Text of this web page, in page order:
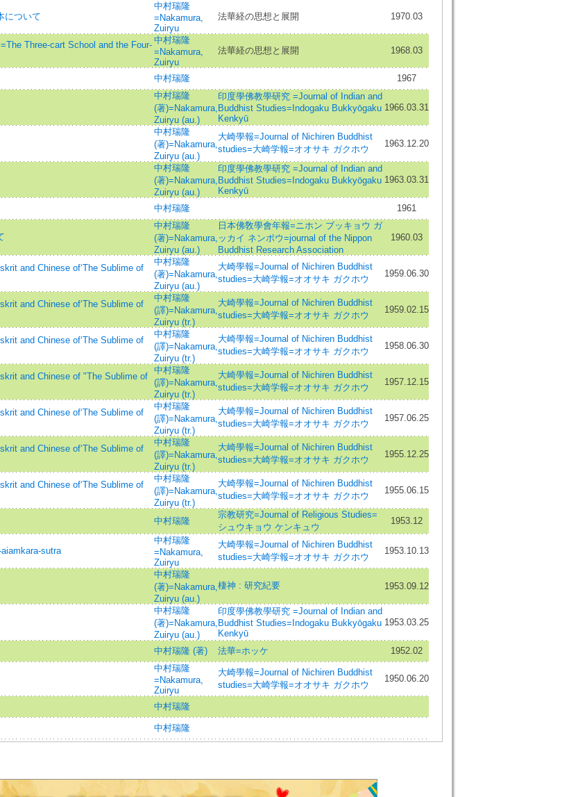
について
中村瑞隆
=Nakamura,
Zuiryu
法華経の思想と展開 1970.03
Three-cart School and the Four- 中村瑞隆
=Nakamura,
Zuiryu
法華経の思想と展開 1968.03
中村瑞隆 1967
中村瑞隆
(著)=Nakamura,
Zuiryu (au.)
印度學佛教學研究 =Journal of Indian and
Buddhist Studies=Indogaku Bukkyōgaku
Kenkyū
1966.03.31
中村瑞隆
(著)=Nakamura,
Zuiryu (au.)
大崎學報=Journal of Nichiren Buddhist
studies=大崎学報=オオサキ ガクホウ
1963.12.20
中村瑞隆
(著)=Nakamura,
Zuiryu (au.)
印度學佛教學研究 =Journal of Indian and
Buddhist Studies=Indogaku Bukkyōgaku
Kenkyū
1963.03.31
中村瑞隆 1961
中村瑞隆
(著)=Nakamura,
Zuiryu (au.)
日本佛敎學會年報=ニホン ブッキョウ ガ
ッカイ ネンポウ=journal of the Nippon
Buddhist Research Association
1960.03
and Chinese of‘The Sublime of
中村瑞隆
(著)=Nakamura,
Zuiryu (au.)
大崎學報=Journal of Nichiren Buddhist
studies=大崎学報=オオサキ ガクホウ
1959.06.30
and Chinese of‘The Sublime of
中村瑞隆
(譯)=Nakamura,
Zuiryu (tr.)
大崎學報=Journal of Nichiren Buddhist
studies=大崎学報=オオサキ ガクホウ
1959.02.15
and Chinese of‘The Sublime of
中村瑞隆
(譯)=Nakamura,
Zuiryu (tr.)
大崎學報=Journal of Nichiren Buddhist
studies=大崎学報=オオサキ ガクホウ
1958.06.30
and Chinese of "The Sublime of
中村瑞隆
(譯)=Nakamura,
Zuiryu (tr.)
大崎學報=Journal of Nichiren Buddhist
studies=大崎学報=オオサキ ガクホウ
1957.12.15
and Chinese of‘The Sublime of
中村瑞隆
(譯)=Nakamura,
Zuiryu (tr.)
大崎學報=Journal of Nichiren Buddhist
studies=大崎学報=オオサキ ガクホウ
1957.06.25
and Chinese of‘The Sublime of
中村瑞隆
(譯)=Nakamura,
Zuiryu (tr.)
大崎學報=Journal of Nichiren Buddhist
studies=大崎学報=オオサキ ガクホウ
1955.12.25
and Chinese of‘The Sublime of
中村瑞隆
(譯)=Nakamura,
Zuiryu (tr.)
大崎學報=Journal of Nichiren Buddhist
studies=大崎学報=オオサキ ガクホウ
1955.06.15
中村瑞隆
宗教研究=Journal of Religious Studies=
シュウキョウ ケンキュウ
1953.12
sutra
中村瑞隆
=Nakamura,
Zuiryu
大崎學報=Journal of Nichiren Buddhist
studies=大崎学報=オオサキ ガクホウ
1953.10.13
中村瑞隆
(著)=Nakamura,
Zuiryu (au.)
棲神 : 研究紀要 1953.09.12
中村瑞隆
(著)=Nakamura,
Zuiryu (au.)
印度學佛教學研究 =Journal of Indian and
Buddhist Studies=Indogaku Bukkyōgaku
Kenkyū
1953.03.25
中村瑞隆 (著) 法華=ホッケ 1952.02
中村瑞隆
=Nakamura,
Zuiryu
大崎學報=Journal of Nichiren Buddhist
studies=大崎学報=オオサキ ガクホウ
1950.06.20
中村瑞隆
中村瑞隆